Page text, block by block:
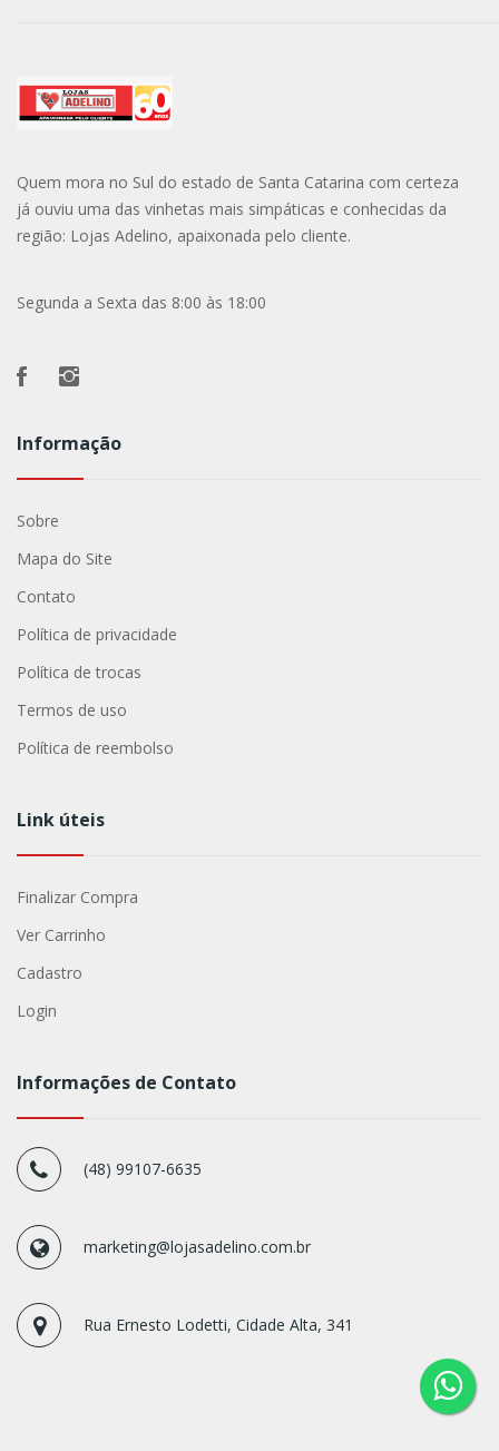
Quem mora no Sul do estado de Santa Catarina com certeza
já ouviu uma das vinhetas mais simpáticas e conhecidas da
região: Lojas Adelino, apaixonada pelo cliente.
Segunda a Sexta das 8:00 às 18:00
Informação
Sobre
Mapa do Site
Contato
Política de privacidade
Política de trocas
Termos de uso
Política de reembolso
Link úteis
Finalizar Compra
Ver Carrinho
Cadastro
Login
Informações de Contato
(48) 99107-6635
marketing@lojasadelino.com.br
Rua Ernesto Lodetti, Cidade Alta, 341